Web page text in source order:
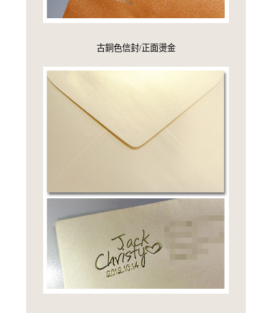
古銅色信封/正面燙金